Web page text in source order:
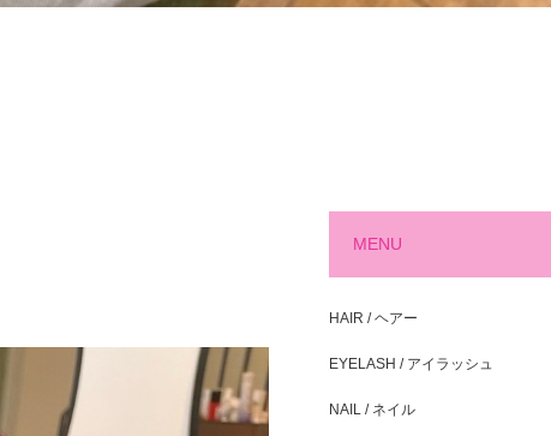
MENU
HAIR / ヘアー
EYELASH / アイラッシュ
NAIL / ネイル